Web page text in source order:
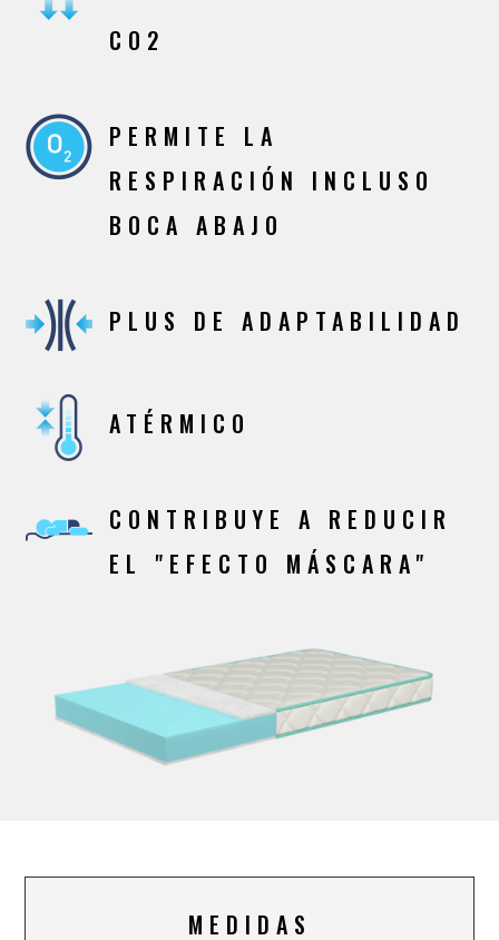
CO2
PERMITE LA
RESPIRACIÓN INCLUSO
BOCA ABAJO
PLUS DE ADAPTABILIDAD
ATÉRMICO
CONTRIBUYE A REDUCIR
EL "EFECTO MÁSCARA"
MEDIDAS